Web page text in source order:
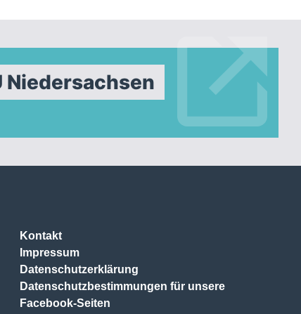
Niedersachsen
Kontakt
Impressum
Datenschutzerklärung
Datenschutzbestimmungen für unsere
Facebook-Seiten